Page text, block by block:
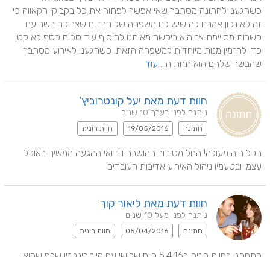
שהבשר שלהם הוא תחת ה... עוד
חוות דעת מאת יעל קונטרוביץ'
ניתנה לפני בערך 10 שנים
חתונה 19/05/2016 חוות רונית
עצמו ובטעמיו ניהול האירוע אדיבות העובדים
חוות דעת מאת ליאור קוך
ניתנה לפני מעל 10 שנים
חתונה 05/04/2016 חוות רונית